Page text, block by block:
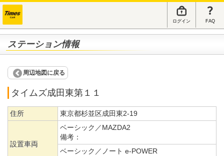
ログイン FAQ
ステーション情報
周辺地図に戻る
タイムズ成田東第１１
住所 東京都杉並区成田東2-19
設置車両
ベーシック／MAZDA2
備考：
ベーシック／ノート e-POWER